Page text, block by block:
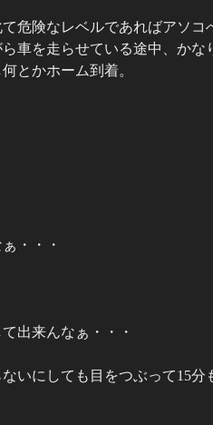
危険なレベルであればアソコ
車を走らせている途中、かな
とかホーム到着。
・・・
出来んなぁ・・・
いにしても目をつぶって15分